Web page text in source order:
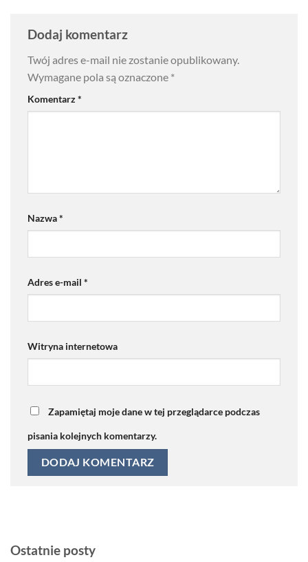
Dodaj komentarz
Twój adres e-mail nie zostanie opublikowany.
Wymagane pola są oznaczone *
Komentarz*
Nazwa*
Adres e-mail *
Witryna internetowa
Zapamiętaj moje dane w tej przeglądarce podczas
pisania kolejnych komentarzy.
Ostatnie posty